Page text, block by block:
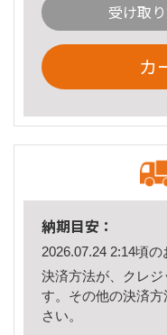
受け取
カ
納期目安：
2026.07.24 2:14頃の
決済方法が、クレ
す。その他の決済方
さい。